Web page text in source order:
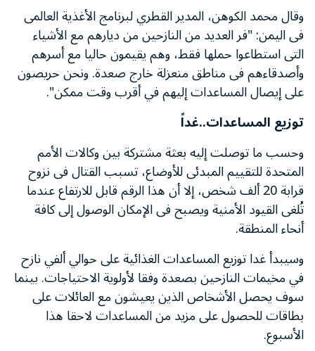
وقال محمد الكوهن، المدير القطري لبرنامج الأغذية العالمى
فى اليمن: "فر العديد من النازحين من ديارهم مع الأشياء
التى استطاعوا حملها فقط، وهم يقيمون حاليا مع أسرهم
وأصدقاءهم فى مناطق منعزلة خارج صعدة. ونحن حريصون
على إيصال المساعدات إليهم في أقرب وقت ممكن".
توزيع المساعدات..غداً
وحسب ما توصلت إليه بعثة مشتركة بين وكالات الأمم
المتحدة للتقييم المبدئى للأوضاع، تسبب القتال فى نزوح
قرابة 20 ألف شخص، إلا أن هذا الرقم قابل للارتفاع عندما
تُلغى القيود الأمنية ويصبح فى الإمكان الوصول إلى كافة
أنحاء المنطقة.
وسيبدأ غدا توزيع المساعدات الغذائية على حوالي ألفي نازح
في مخيمات النازحين بصعدة وفقا لأولوية الاحتياجات. بينما
سوف يحصل الأشخاص الذين يعيشون مع العائلات على
بطاقات للحصول على مزيد من المساعدات لاحقا هذا
الأسبوع.